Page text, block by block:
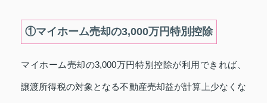
①マイホーム売却の3,000万円特別控除
マイホーム売却の3,000万円特別控除が利用できれば、
譲渡所得税の対象となる不動産売却益が計算上少なくな